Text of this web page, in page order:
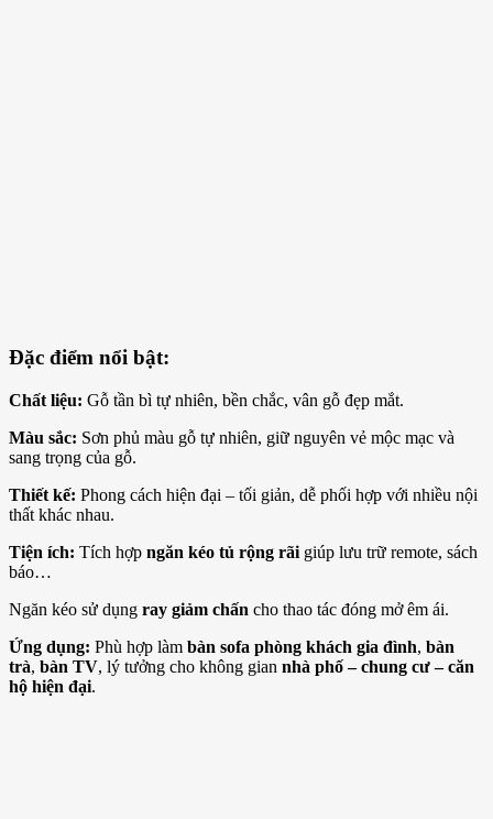
Đặc điểm nổi bật:
Chất liệu: Gỗ tần bì tự nhiên, bền chắc, vân gỗ đẹp mắt.
Màu sắc: Sơn phủ màu gỗ tự nhiên, giữ nguyên vẻ mộc mạc và
sang trọng của gỗ.
Thiết kế: Phong cách hiện đại – tối giản, dễ phối hợp với nhiều nội
thất khác nhau.
Tiện ích: Tích hợp ngăn kéo tủ rộng rãi giúp lưu trữ remote, sách
báo…
Ngăn kéo sử dụng ray giảm chấn cho thao tác đóng mở êm ái.
Ứng dụng: Phù hợp làm bàn sofa phòng khách gia đình, bàn
trà, bàn TV, lý tưởng cho không gian nhà phố – chung cư – căn
hộ hiện đại.